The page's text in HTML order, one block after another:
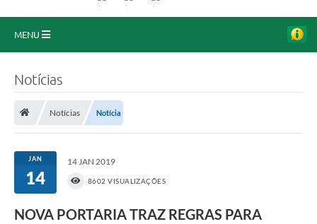
MENU
Portal da Transparência
Secretarias
Notícias
Notícias Notícia
JAN
14
14 JAN 2019
8602 VISUALIZAÇÕES
NOVA PORTARIA TRAZ REGRAS PARA